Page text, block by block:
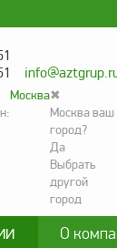
Москва✖
Москва ваш
город?
Да
Выбрать
другой
город
О